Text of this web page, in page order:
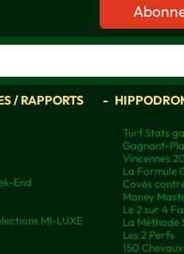
/ RAPPORTS
End
MI-LUXE
Turf Stats
Gagnant-
Vincennes
La Formule
Covès
Money
Le 2 sur 4
La Méthode
Les 2 Perfs
150